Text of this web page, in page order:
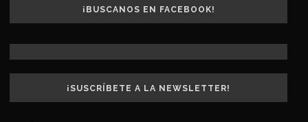
¡BUSCANOS EN FACEBOOK!
¡SUSCRÍBETE A LA NEWSLETTER!